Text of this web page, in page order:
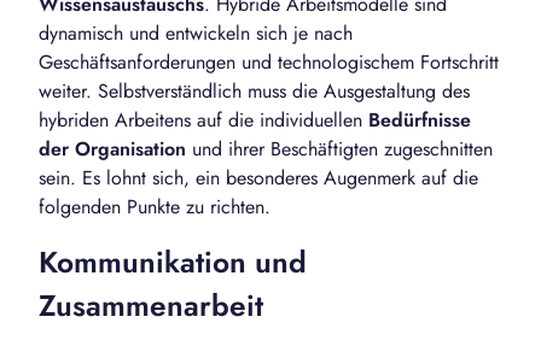
dynamisch und entwickeln sich je nach
Geschäftsanforderungen und technologischem Fortschritt
weiter. Selbstverständlich muss die Ausgestaltung des
hybriden Arbeitens auf die individuellen Bedürfnisse
der Organisation und ihrer Beschäftigten zugeschnitten
sein. Es lohnt sich, ein besonderes Augenmerk auf die
folgenden Punkte zu richten.
Kommunikation und
Zusammenarbeit